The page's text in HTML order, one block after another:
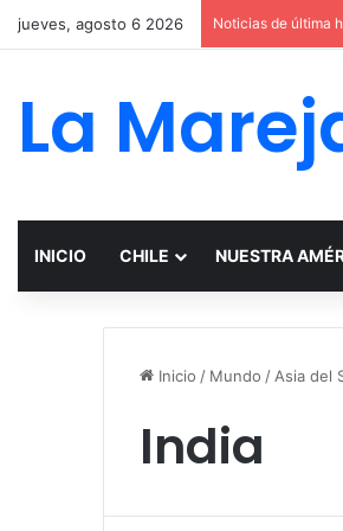
jueves, agosto 6 2026 Noticias de última
La
INICIO CHILE NUESTRA
Inicio / Mundo / Asia del
India